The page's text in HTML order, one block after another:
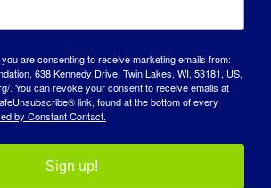
QUER QUE O MUNDO SAIBA
mundo saiba que é
cura para tratar e curar
PUDESSE SER "CURADA"
are consenting to receive marketing emails from:
638 Kennedy Drive, Twin Lakes, WI, 53181, US,
. You can revoke your consent to receive emails at
link, found at the bottom of every
by Constant Contact.
Sign up!